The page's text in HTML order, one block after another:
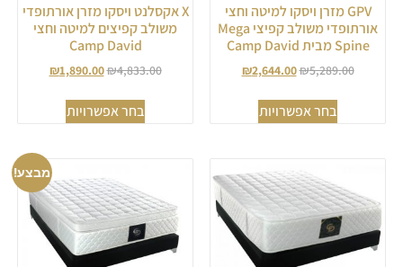
GPV מזרן ויסקו למיטה וחצי
אורתופדי משולב קפיצי Mega
Spine מבית Camp David
₪5,289.00
₪2,644.00
בחר אפשרויות
X אקסלנט ויסקו מזרן אורתופדי
משולב קפיצים למיטה וחצי
Camp David
₪4,833.00
₪1,890.00
בחר אפשרויות
מבצע!